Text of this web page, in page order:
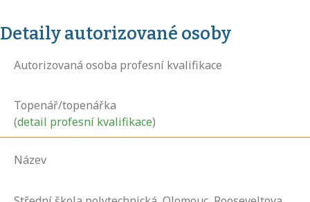
Detaily autorizované osoby
Autorizovaná osoba profesní kvalifikace
Topenář/topenářka
(detail profesní kvalifikace)
Název